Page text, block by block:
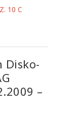
10 C
Disko-
–